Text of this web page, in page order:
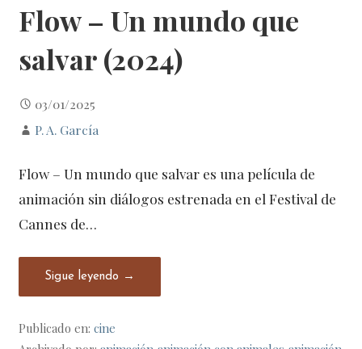
Flow – Un mundo que
salvar (2024)
03/01/2025
P. A. García
Flow – Un mundo que salvar es una película de
animación sin diálogos estrenada en el Festival de
Cannes de…
Sigue leyendo →
Publicado en:cine